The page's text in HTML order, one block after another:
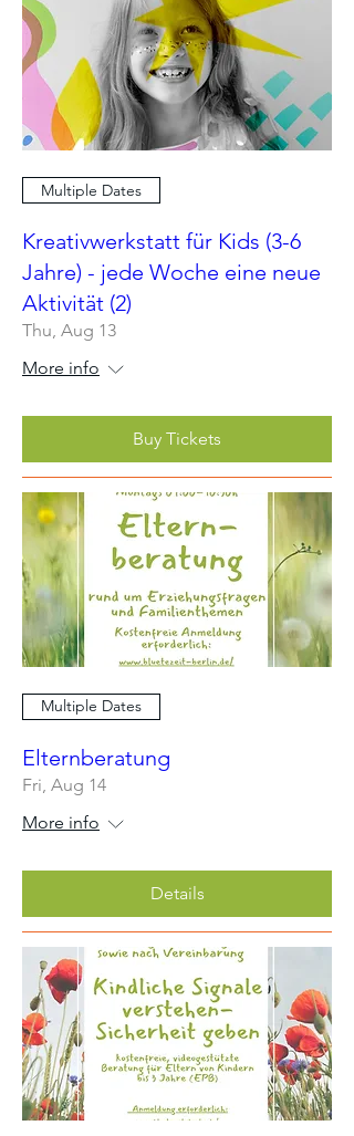
Multiple Dates
Kreativwerkstatt für Kids (3-6
Jahre) - jede Woche eine neue
Aktivität (2)
Thu, Aug 13
More info
Buy Tickets
Multiple Dates
Elternberatung
Fri, Aug 14
More info
Details